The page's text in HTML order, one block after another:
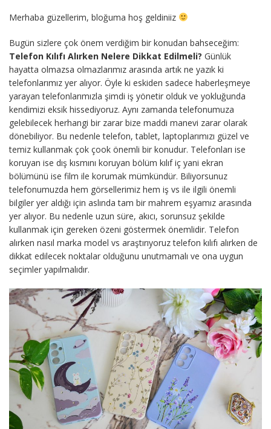
Merhaba güzellerim, bloğuma hoş geldiniiz
Bugün sizlere çok önem verdiğim bir konudan bahseceğim:
Telefon Kılıfı Alırken Nelere Dikkat Edilmeli? Günlük
hayatta olmazsa olmazlarımız arasında artık ne yazık ki
telefonlarımız yer alıyor. Öyle ki eskiden sadece haberleşmeye
yarayan telefonlarımızla şimdi iş yönetir olduk ve yokluğunda
kendimizi eksik hissediyoruz. Aynı zamanda telefonumuza
gelebilecek herhangi bir zarar bize maddi manevi zarar olarak
dönebiliyor. Bu nedenle telefon, tablet, laptoplarımızı güzel ve
temiz kullanmak çok çook önemli bir konudur. Telefonları ise
koruyan ise dış kısmını koruyan bölüm kılıf iç yani ekran
bölümünü ise film ile korumak mümkündür. Biliyorsunuz
telefonumuzda hem görsellerimiz hem iş vs ile ilgili önemli
bilgiler yer aldığı için aslında tam bir mahrem eşyamız arasında
yer alıyor. Bu nedenle uzun süre, akıcı, sorunsuz şekilde
kullanmak için gereken özeni göstermek önemlidir. Telefon
alırken nasıl marka model vs araştırıyoruz telefon kılıfı alırken de
dikkat edilecek noktalar olduğunu unutmamalı ve ona uygun
seçimler yapılmalıdır.